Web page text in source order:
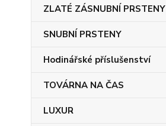
ZLATÉ ZÁSNUBNÍ PRSTENY
SNUBNÍ PRSTENY
Hodinářské příslušenství
TOVÁRNA NA ČAS
LUXUR